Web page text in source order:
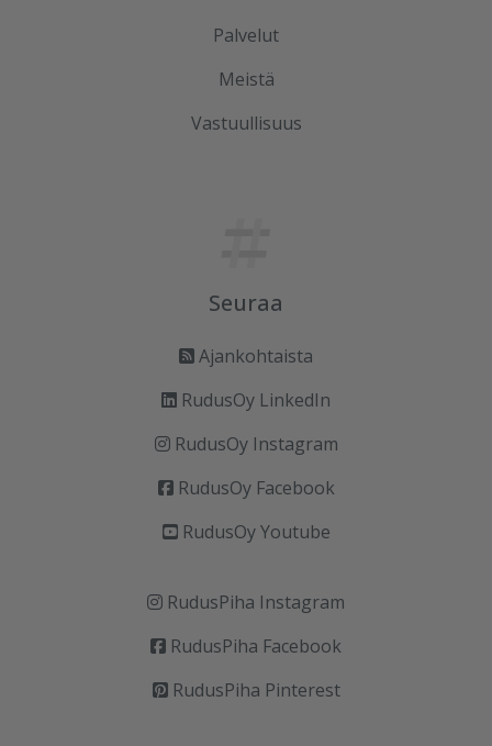
Palvelut
Meistä
Vastuullisuus
Seuraa
Ajankohtaista
RudusOy LinkedIn
RudusOy Instagram
RudusOy Facebook
RudusOy Youtube
RudusPiha Instagram
RudusPiha Facebook
RudusPiha Pinterest